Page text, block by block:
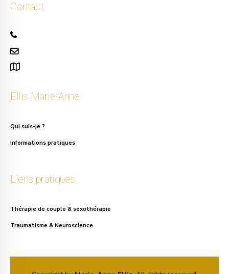
Contact
Ellis Marie-Anne
Qui suis-je ?
Informations pratiques
Liens pratiques
Thérapie de couple & sexothérapie
Traumatisme & Neuroscience